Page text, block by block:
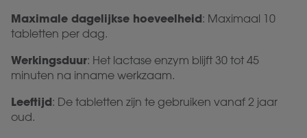
Maximale dagelijkse hoeveelheid: Maximaal 10
tabletten per dag.
Werkingsduur: Het lactase enzym blijft 30 tot 45
minuten na inname werkzaam.
Leeftijd: De tabletten zijn te gebruiken vanaf 2 jaar
oud.